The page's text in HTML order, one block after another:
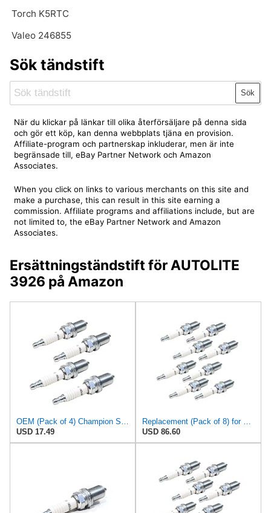
Torch K5RTC
Valeo 246855
Sök tändstift
Sök
När du klickar på länkar till olika återförsäljare på denna sida
och gör ett köp, kan denna webbplats tjäna en provision.
Affiliate-program och partnerskap inkluderar, men är inte
begränsade till, eBay Partner Network och Amazon
Associates.
When you click on links to various merchants on this site and
make a purchase, this can result in this site earning a
commission. Affiliate programs and affiliations include, but are
not limited to, the eBay Partner Network and Amazon
Associates.
Ersättningständstift för AUTOLITE
3926 på Amazon
OEM (Pack of 4) Champion Spark Plugs for Autolite 3924, 3926, 5503, 602, AP3924
USD 17.49
Replacement (Pack of 8) for Champion Spark Plugs for Autolite 3924, AP3924, 3926, 5503, 602
USD 86.60